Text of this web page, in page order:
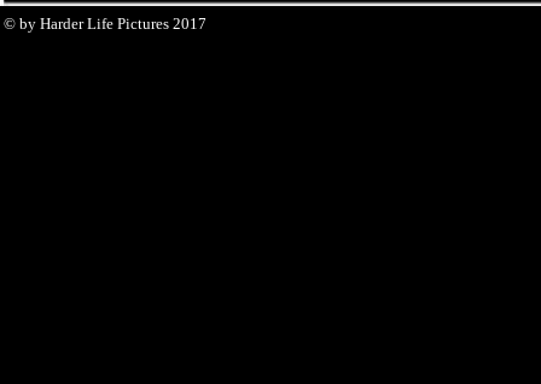
© by Harder Life Pictures 2017